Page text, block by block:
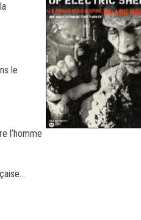
le
l’homme